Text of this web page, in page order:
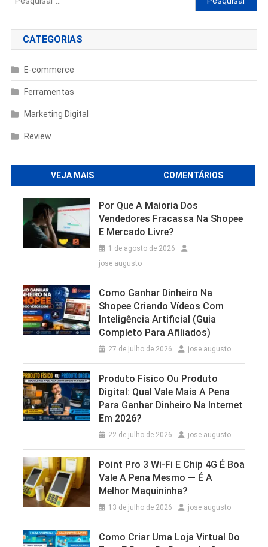
por:
CATEGORIAS
E-commerce
Ferramentas
Marketing Digital
Review
VEJA MAIS COMENTÁRIOS
Por Que A Maioria Dos
Vendedores Fracassa Na Shopee
E Mercado Livre?
1 de agosto de 2026
jose augusto
Como Ganhar Dinheiro Na
Shopee Criando Vídeos Com
Inteligência Artificial (Guia
Completo Para Afiliados)
27 de julho de 2026 jose augusto
Produto Físico Ou Produto
Digital: Qual Vale Mais A Pena
Para Ganhar Dinheiro Na Internet
Em 2026?
22 de julho de 2026 jose augusto
Point Pro 3 Wi‑Fi E Chip 4G É Boa
Vale A Pena Mesmo — É A
Melhor Maquininha?
13 de julho de 2026 jose augusto
Como Criar Uma Loja Virtual Do